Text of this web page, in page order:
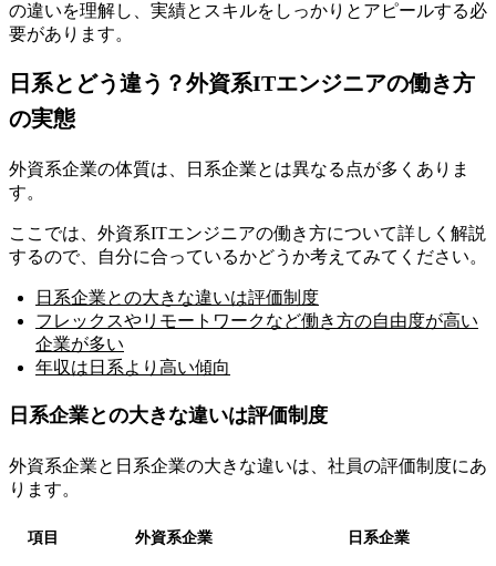
の違いを理解し、実績とスキルをしっかりとアピールする必
要があります。
日系とどう違う？外資系ITエンジニアの働き方
の実態
外資系企業の体質は、日系企業とは異なる点が多くありま
す。
ここでは、外資系ITエンジニアの働き方について詳しく解説
するので、自分に合っているかどうか考えてみてください。
日系企業との大きな違いは評価制度
フレックスやリモートワークなど働き方の自由度が高い
企業が多い
年収は日系より高い傾向
日系企業との大きな違いは評価制度
外資系企業と日系企業の大きな違いは、社員の評価制度にあ
ります。
項目 外資系企業 日系企業